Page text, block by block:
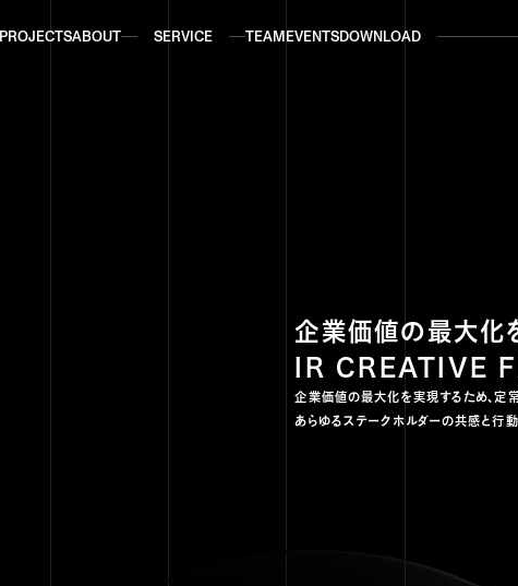
PROJECTSABOUT
SERVICE
TEAM EVENTSDOWNLOAD
企業価値の最大化
IR CREATIVE
企業価値の最大化を実現するため、定
あらゆるステークホルダーの共感と行動